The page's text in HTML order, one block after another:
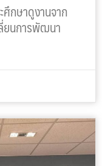
กษาดูงานจาก
ยนการพัฒนา